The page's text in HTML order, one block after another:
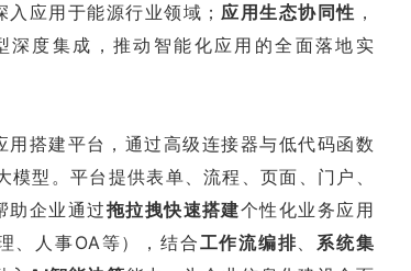
入应用于能源行业领域；应用生态协同性 ，
深度集成，推动智能化应用的全面落地实
搭建平台，通过‌高级连接器‌与‌低代码函数
模型。平台提供表单、流程、页面、门户、
助企业通过拖拉拽快速搭建个性化业务应用
、人事OA等），结合工作流编排、系统集